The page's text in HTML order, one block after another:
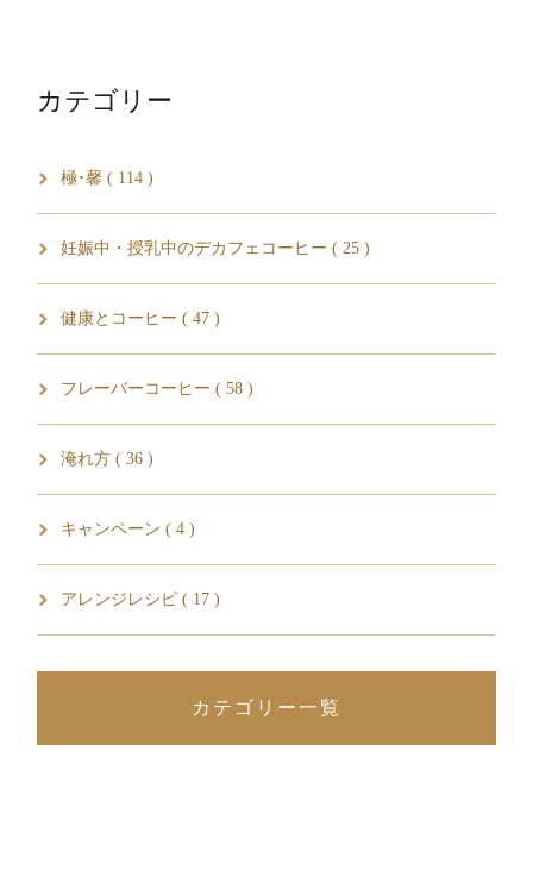
カテゴリー
極･馨 ( 114 )
妊娠中・授乳中のデカフェコーヒー ( 25 )
健康とコーヒー ( 47 )
フレーバーコーヒー ( 58 )
淹れ方 ( 36 )
キャンペーン ( 4 )
アレンジレシピ ( 17 )
カテゴリー一覧